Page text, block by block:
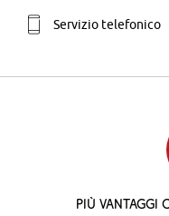
Servizio telefonico
Più